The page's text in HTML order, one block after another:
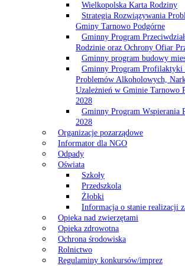
Wielkopolska Karta Rodziny
Strategia Rozwiązywania
Gminy Tarnowo Podgórne
Gminny Program
Rodzinie oraz Ochrony Ofiar
Gminny program budowy
Gminny Program Profilaktyki
Problemów Alkoholowych,
Uzależnień w Gminie Tarnowo
2028
Gminny Program Wspierania
2028
Organizacje pozarządowe
Informator dla NGO
Odpady
Oświata
Szkoły
Przedszkola
Żłobki
Informacja o stanie realizacji
Opieka nad zwierzętami
Opieka zdrowotna
Ochrona środowiska
Rolnictwo
Regulaminy konkursów/imprez